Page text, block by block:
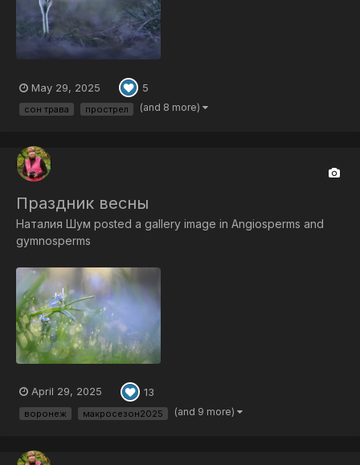
May 29, 2025 5
сон трава прострел (and 8 more)
Праздник весны
Наталия Шум posted a gallery image in Angiosperms and
gymnosperms
April 29, 2025 13
воронеж макросезон2025 (and 9 more)